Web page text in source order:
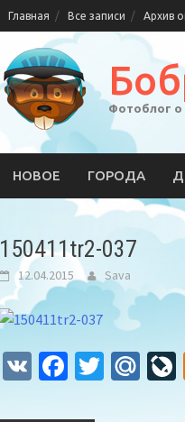
Главная Все записи Архив
Фотоблог о
НОВОЕ ГОРОДА
150411tr2-037
12.04.2015 Sava
VK Facebook
Twitter